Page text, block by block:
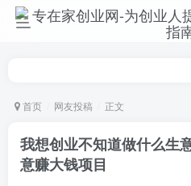
首页 网友投稿 正文
我想创业不知道做什么生
意赚大钱项目